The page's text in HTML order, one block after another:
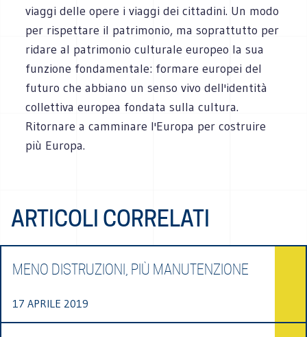
viaggi delle opere i viaggi dei cittadini. Un modo
per rispettare il patrimonio, ma soprattutto per
ridare al patrimonio culturale europeo la sua
funzione fondamentale: formare europei del
futuro che abbiano un senso vivo dell'identità
collettiva europea fondata sulla cultura.
Ritornare a camminare l'Europa per costruire
più Europa.
ARTICOLI CORRELATI
MENO DISTRUZIONI, PIÙ MANUTENZIONE
17 APRILE 2019